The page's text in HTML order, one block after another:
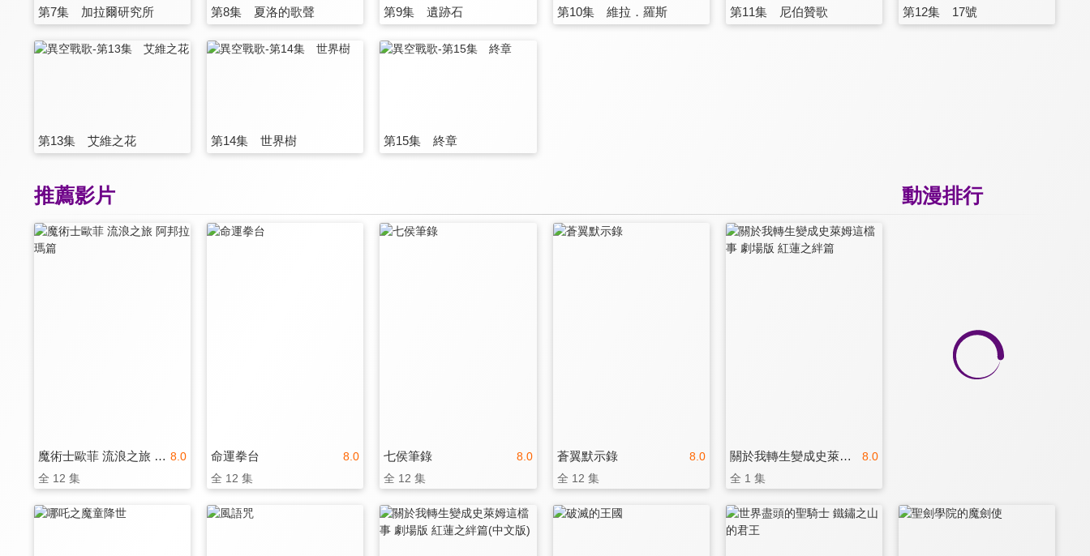
第7集 加拉爾研究所 第8集 夏洛的歌聲 第9集 遺跡石 第10集 維拉．羅斯 第11集 尼伯贊歌 第12集 17號
第13集 艾維之花 第14集 世界樹 第15集 終章
動漫排行
推薦影片
8.0
魔術士歐菲 流浪之旅 阿邦拉瑪篇
全 12 集
8.0
命運拳台
全 12 集
8.0
七侯筆錄
全 12 集
8.0
蒼翼默示錄
全 12 集
8.0
關於我轉生變成史萊姆這檔事 劇場版 紅蓮之絆篇
全 1 集